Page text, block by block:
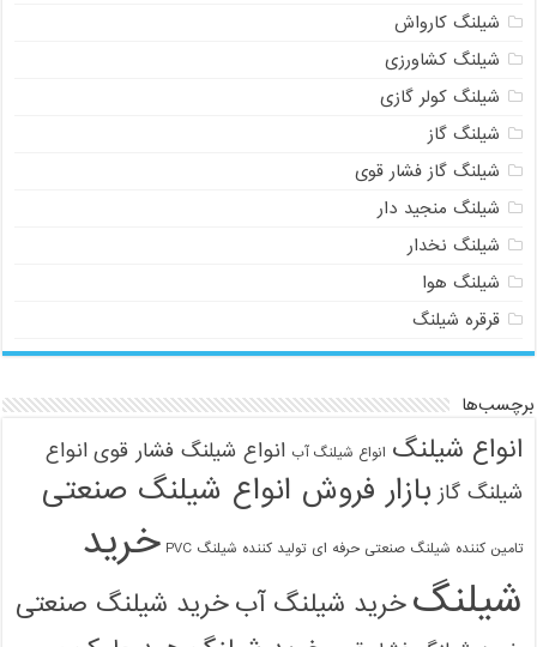
شیلنگ کارواش
شیلنگ کشاورزی
شیلنگ کولر گازی
شیلنگ گاز
شیلنگ گاز فشار قوی
شیلنگ منجید دار
شیلنگ نخدار
شیلنگ هوا
قرقره شیلنگ
برچسب‌ها
انواع شیلنگ انواع شیلنگ آب انواع شیلنگ فشار قوی انواع
شیلنگ گاز بازار فروش انواع شیلنگ صنعتی
تامین کننده شیلنگ صنعتی حرفه ای تولید کننده شیلنگ PVC
خرید
شیلنگخرید شیلنگ آبخرید شیلنگ صنعتی